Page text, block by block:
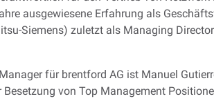
ausgewiesene Erfahrung als
Siemens) zuletzt als Managing
für brentford AG ist Manuel
von Top Management